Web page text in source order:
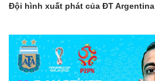
Đội hình xuất phát của ĐT Argentina